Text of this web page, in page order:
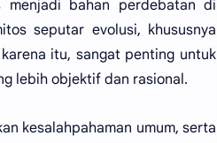
bahan perdebatan di
seputar evolusi, khususnya
itu, sangat penting untuk
lebih objektif dan rasional.
kesalahpahaman umum, serta